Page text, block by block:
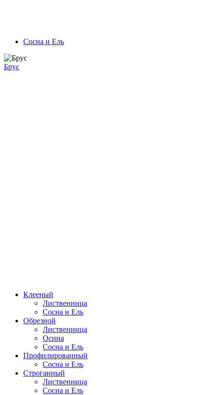
Сосна и Ель
Брус
Клееный
Лиственница
Сосна и Ель
Обрезной
Лиственница
Осина
Сосна и Ель
Профилированный
Сосна и Ель
Строганный
Лиственница
Сосна и Ель